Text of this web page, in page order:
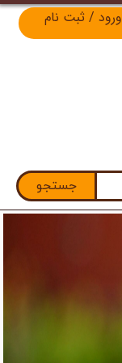
جستجو
ورود / ثبت نام